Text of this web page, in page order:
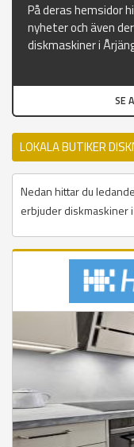
På deras hemsidor
nyheter och även
diskmaskiner i
SE
LOKALA BUTIKER
Nedan hittar du
erbjuder diskmaskiner